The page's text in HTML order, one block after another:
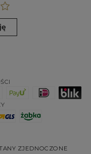
ZJEDNOCZONE